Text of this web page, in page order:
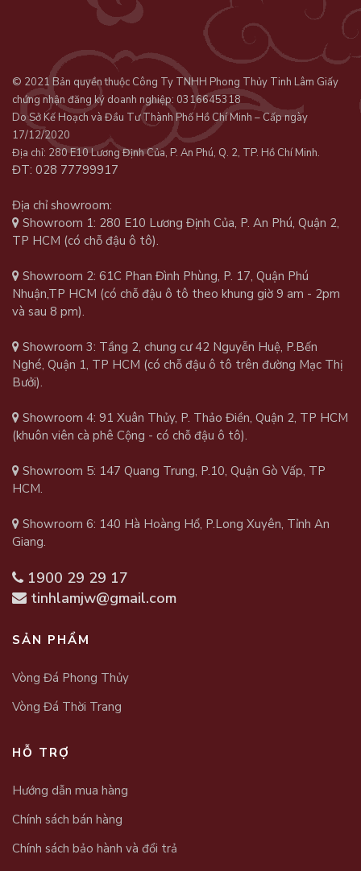
© 2021 Bản quyền thuộc Công Ty TNHH Phong Thủy Tinh Lâm Giấy
chứng nhận đăng ký doanh nghiệp: 0316645318
Do Sở Kế Hoạch và Đầu Tư Thành Phố Hồ Chí Minh – Cấp ngày
17/12/2020
Địa chỉ: 280 E10 Lương Định Của, P. An Phú, Q. 2, TP. Hồ Chí Minh.
ĐT: 028 77799917
Địa chỉ showroom:
Showroom 1: 280 E10 Lương Định Của, P. An Phú, Quận 2,
TP HCM (có chỗ đậu ô tô).
Showroom 2: 61C Phan Đình Phùng, P. 17, Quận Phú
Nhuận,TP HCM (có chỗ đậu ô tô theo khung giờ 9 am - 2pm
và sau 8 pm).
Showroom 3: Tầng 2, chung cư 42 Nguyễn Huệ, P.Bến
Nghé, Quận 1, TP HCM (có chỗ đậu ô tô trên đường Mạc Thị
Bưởi).
Showroom 4: 91 Xuân Thủy, P. Thảo Điền, Quận 2, TP HCM
(khuôn viên cà phê Cộng - có chỗ đậu ô tô).
Showroom 5: 147 Quang Trung, P.10, Quận Gò Vấp, TP
HCM.
Showroom 6: 140 Hà Hoàng Hổ, P.Long Xuyên, Tỉnh An
Giang.
1900 29 29 17
tinhlamjw@gmail.com
SẢN PHẨM
Vòng Đá Phong Thủy
Vòng Đá Thời Trang
HỖ TRỢ
Hướng dẫn mua hàng
Chính sách bán hàng
Chính sách bảo hành và đổi trả